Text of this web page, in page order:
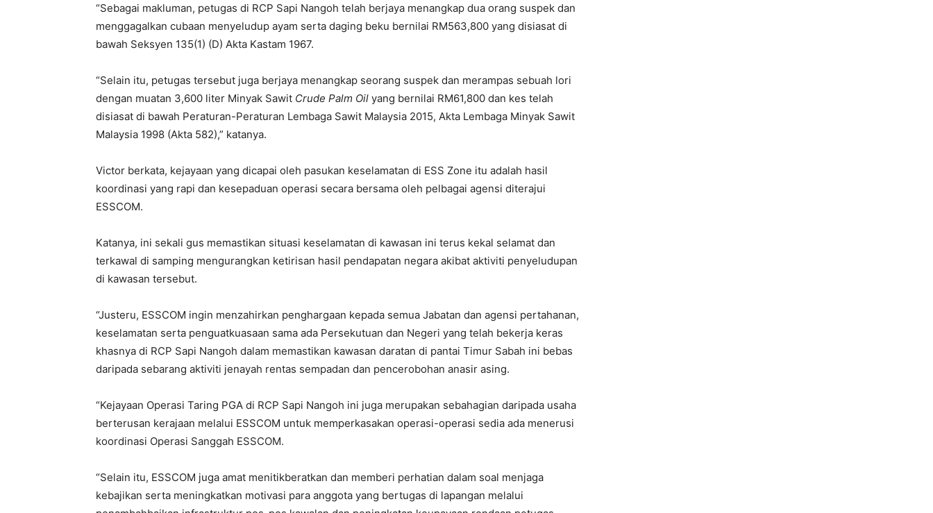
“Sebagai makluman, petugas di RCP Sapi Nangoh telah berjaya menangkap dua orang suspek dan
menggagalkan cubaan menyeludup ayam serta daging beku bernilai RM563,800 yang disiasat di
bawah Seksyen 135(1) (D) Akta Kastam 1967.
“Selain itu, petugas tersebut juga berjaya menangkap seorang suspek dan merampas sebuah lori
dengan muatan 3,600 liter Minyak Sawit Crude Palm Oil yang bernilai RM61,800 dan kes telah
disiasat di bawah Peraturan-Peraturan Lembaga Sawit Malaysia 2015, Akta Lembaga Minyak Sawit
Malaysia 1998 (Akta 582),” katanya.
Victor berkata, kejayaan yang dicapai oleh pasukan keselamatan di ESS Zone itu adalah hasil
koordinasi yang rapi dan kesepaduan operasi secara bersama oleh pelbagai agensi diterajui
ESSCOM.
Katanya, ini sekali gus memastikan situasi keselamatan di kawasan ini terus kekal selamat dan
terkawal di samping mengurangkan ketirisan hasil pendapatan negara akibat aktiviti penyeludupan
di kawasan tersebut.
“Justeru, ESSCOM ingin menzahirkan penghargaan kepada semua Jabatan dan agensi pertahanan,
keselamatan serta penguatkuasaan sama ada Persekutuan dan Negeri yang telah bekerja keras
khasnya di RCP Sapi Nangoh dalam memastikan kawasan daratan di pantai Timur Sabah ini bebas
daripada sebarang aktiviti jenayah rentas sempadan dan pencerobohan anasir asing.
“Kejayaan Operasi Taring PGA di RCP Sapi Nangoh ini juga merupakan sebahagian daripada usaha
berterusan kerajaan melalui ESSCOM untuk memperkasakan operasi-operasi sedia ada menerusi
koordinasi Operasi Sanggah ESSCOM.
“Selain itu, ESSCOM juga amat menitikberatkan dan memberi perhatian dalam soal menjaga
kebajikan serta meningkatkan motivasi para anggota yang bertugas di lapangan melalui